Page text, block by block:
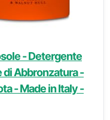
- Detergente
di Abbronzatura -
- Made in Italy -